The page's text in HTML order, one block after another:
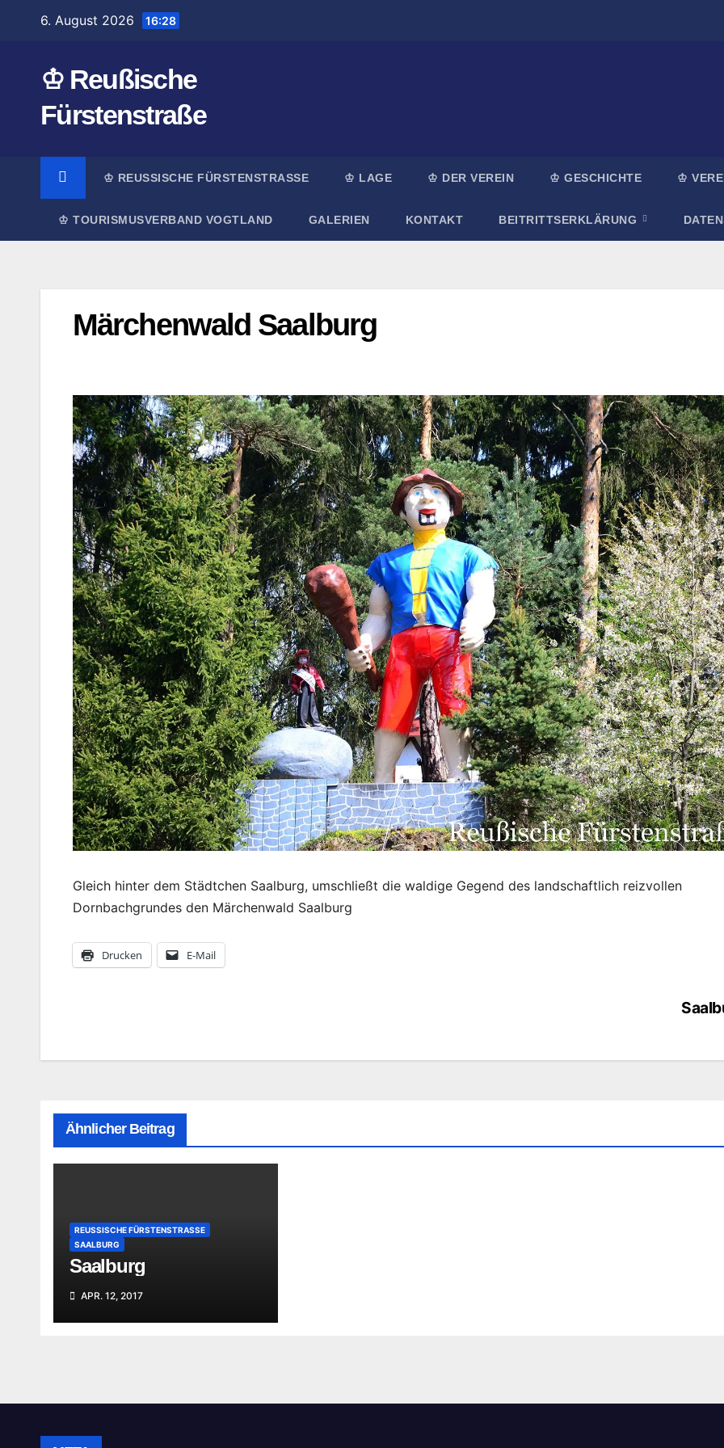
6. August 2026 16:28
♔ Reußische
Fürstenstraße
♔ REUSSISCHE FÜRSTENSTRASSE ♔ LAGE ♔ DER VEREIN ♔ GESCHICHTE ♔
♔ TOURISMUSVERBAND VOGTLAND GALERIEN KONTAKT BEITRITTSERKLÄRUNG
Märchenwald Saalburg
Gleich hinter dem Städtchen Saalburg, umschließt die waldige Gegend des landschaftlich reizvollen
Dornbachgrundes den Märchenwald Saalburg
Drucken E-Mail
Ähnlicher Beitrag
REUSSISCHE FÜRSTENSTRASSE
SAALBURG
Saalburg
APR. 12, 2017